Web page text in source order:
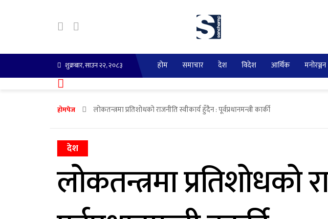
शुक्रबार, साउन २२, २०८३ होम समाचार देश विदेश आर्थिक मनोरञ्जन
होमपेज लोकतन्त्रमा प्रतिशोधको राजनीति स्वीकार्य हुँदैन : पूर्वप्रधानमन्त्री कार्की
देश
लोकतन्त्रमा प्रतिशोधको